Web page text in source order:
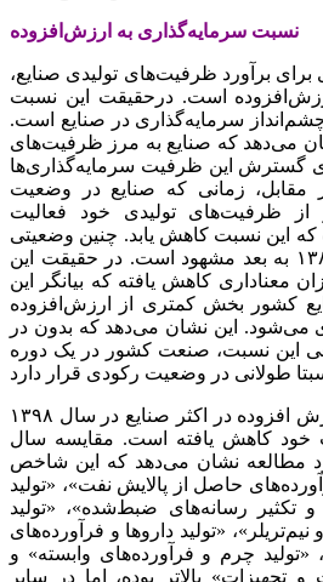
نسبت‌‌‌ سرمایه‌گذاری‌‌‌ به‌‌‌ ارزش‌افزوده
برآورد ظرفیت‌‌‌های‌‌‌ تولیدی‌‌‌ صنایع‌‌‌،
است‌‌‌. درحقیقت‌‌‌ این‌‌‌ نسبت‌‌‌
سرمایه‌گذاری‌‌‌ در صنایع‌‌‌ است‌‌‌.
می‌دهد که‌‌‌ صنایع‌‌‌ به‌‌‌ مرز ظرفیت‌‌‌های‌‌‌
گسترش این‌‌‌ ظرفیت‌‌‌ سرمایه‌گذاری‌‌‌ها
مقابل‌‌‌، زمانی‌‌‌ که‌‌‌ صنایع‌‌‌ در وضعیت‌‌‌
از ظرفیت‌‌‌های تولیدی‌‌‌ خود فعالیت‌‌‌
که‌‌‌ این‌‌‌ نسبت‌‌‌ کاهش‌‌‌ یابد. چنین‌‌‌ وضعیتی‌‌‌
در صنایع‌‌‌ کشور از سال ١٣٨۶ به‌‌‌ بعد مشهود است‌‌‌. در حقیقت‌‌‌ این‌‌‌
١٣٨۶ به‌‌‌ میزان معناداری‌‌‌ کاهش‌‌‌ یافته‌‌‌ که‌‌‌ بیانگر این‌‌‌
کشور بخش‌‌‌ کمتری‌‌‌ از ارزش‌افزوده
می‌شود. این‌‌‌ نشان می‌دهد که‌‌‌ بدون در
این‌‌‌ نسبت‌‌‌، صنعت‌‌‌ کشور در یک‌‌‌ دوره
نسبت‌‌‌ سرمایه‌گذاری‌‌‌ به‌‌‌ ارزش افزوده در اکثر صنایع‌‌‌ در سال ١٣٩٨
خود کاهش‌‌‌ یافته‌‌‌ است‌‌‌. مقایسه‌‌‌ سال
مورد مطالعه‌‌‌ نشان می‌دهد که‌‌‌ این‌‌‌ شاخص‌‌‌
حاصل‌‌‌ از پالایش‌‌‌ نفت‌‌‌»، «تولید
و تکثیر رسانه‌‌‌های‌‌‌ ضبط‌‌‌شده»، «تولید
«تولید داروها و فرآورده‌های‌‌‌
«تولید چرم و فرآورده‌های‌‌‌ وابسته» و
تجهیزات» بالاتر بوده، اما در سایر